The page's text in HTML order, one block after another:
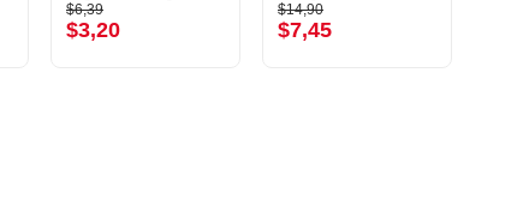
$6,39
$3,20
$14,90
$7,45